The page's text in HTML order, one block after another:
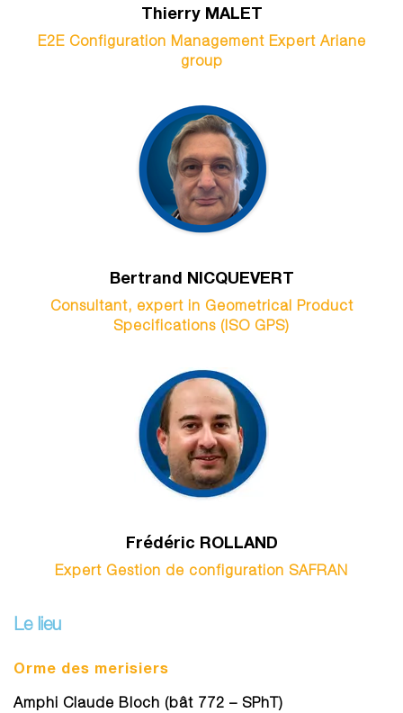
Thierry MALET
E2E Configuration Management Expert Ariane
group
Bertrand NICQUEVERT
Consultant, expert in Geometrical Product
Specifications (ISO GPS)
Frédéric ROLLAND
Expert Gestion de configuration SAFRAN
Le lieu
Orme des merisiers
Amphi Claude Bloch (bât 772 – SPhT)